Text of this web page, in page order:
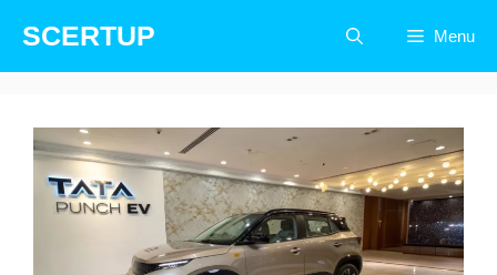
content
SCERTUP Menu